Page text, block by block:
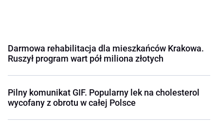
Darmowa rehabilitacja dla mieszkańców Krakowa.
Ruszył program wart pół miliona złotych
Pilny komunikat GIF. Popularny lek na cholesterol
wycofany z obrotu w całej Polsce